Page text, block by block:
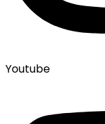
Youtube